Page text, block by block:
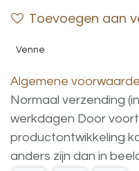
Toevoegen aan
Venne
Algemene
Normaal verzending
werkdagen Door
productontwikkeling
anders zijn dan in